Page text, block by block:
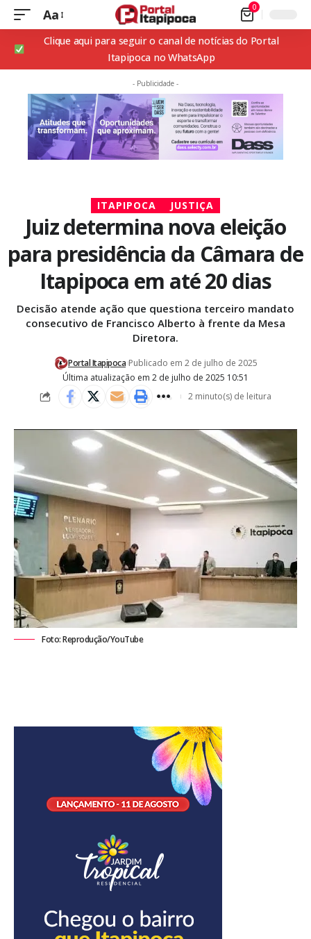
Aa 0
Clique aqui para seguir o canal de notícias do Portal
Itapipoca no WhatsApp
- Publicidade -
ITAPIPOCA JUSTIÇA
Juiz determina nova eleição
para presidência da Câmara de
Itapipoca em até 20 dias
Decisão atende ação que questiona terceiro mandato
consecutivo de Francisco Alberto à frente da Mesa
Diretora.
Última atualização em 2 de julho de 2025 10:51
Portal Itapipoca Publicado em 2 de julho de 2025
2 minuto(s) de leitura
Foto: Reprodução/YouTube